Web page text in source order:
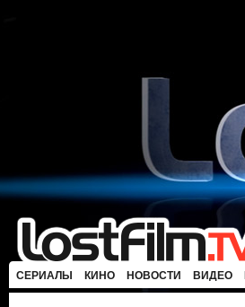
СЕРИАЛЫ КИНО НОВОСТИ ВИДЕО